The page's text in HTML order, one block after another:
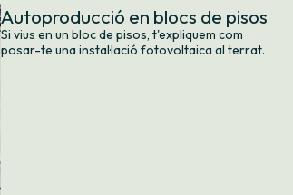
Autoproducció en blocs de pisos
Si vius en un bloc de pisos, t'expliquem com
posar-te una instal·lació fotovoltaica al terrat.